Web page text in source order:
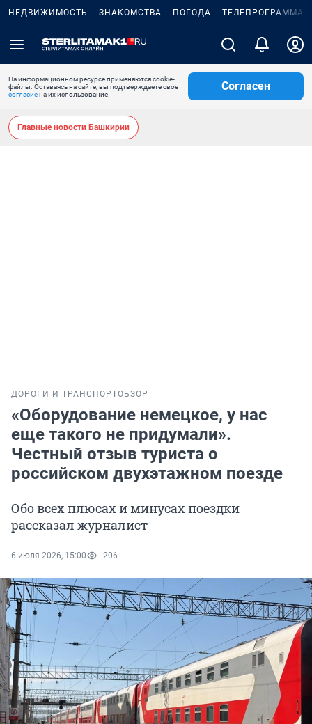
НЕДВИЖИМОСТЬ ЗНАКОМСТВА ПОГОДА ТЕЛЕПРОГРАММА
На информационном ресурсе применяются cookie-
файлы. Оставаясь на сайте, вы подтверждаете свое
согласиена их использование.
Согласен
Главные новости Башкирии
ДОРОГИ И ТРАНСПОРТОБЗОР
«Оборудование немецкое, у нас
еще такого не придумали».
Честный отзыв туриста о
российском двухэтажном поезде
Обо всех плюсах и минусах поездки
рассказал журналист
6 июля 2026, 15:00 206